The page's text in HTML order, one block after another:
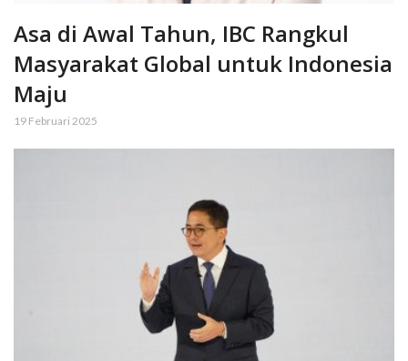
Asa di Awal Tahun, IBC Rangkul
Masyarakat Global untuk Indonesia
Maju
19 Februari 2025